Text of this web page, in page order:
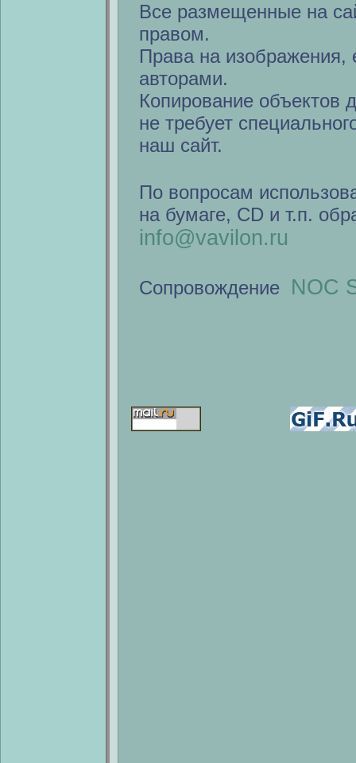
Все размещенные на
правом.
Права на изображения,
авторами.
Копирование объектов
не требует
наш сайт.
По вопросам
на бумаге, CD и т.п.
info@vavilon.ru
Сопровождение NOC